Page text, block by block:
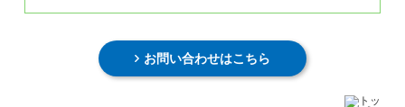
お問い合わせはこちら